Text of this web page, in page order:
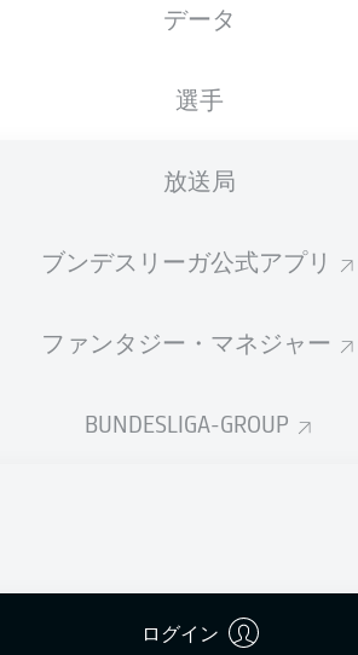
データ
選手
放送局
ブンデスリーガ公式アプリ
ファンタジー・マネジャー
BUNDESLIGA-GROUP
ログイン
S. Storks